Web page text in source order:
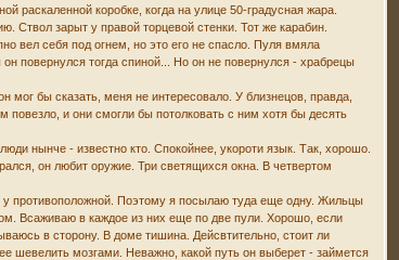
раскаленной коробке, когда на улице 50-градусная жара.
Ствол зарыт у правой торцевой стенки. Тот же карабин.
вел себя под огнем, но это его не спасло. Пуля вмяла
повернулся тогда спиной... Но он не повернулся - храбрецы
мог бы сказать, меня не интересовало. У близнецов, правда,
и они смогли бы потолковать с ним хотя бы десять
нынче - известно кто. Спокойнее, укороти язык. Так, хорошо.
он любит оружие. Три светящихся окна. В четвертом
у противоположной. Поэтому я посылаю туда еще одну. Жильцы
Всаживаю в каждое из них еще по две пули. Хорошо, если
в сторону. В доме тишина. Дейсвтительно, стоит ли
шевелить мозгами. Неважно, какой путь он выберет - займется